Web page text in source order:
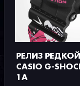
РЕЛИЗ
CASIO G-
1A